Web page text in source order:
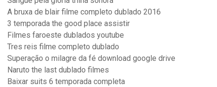
A bruxa de blair filme completo dublado 2016
3 temporada the good place assistir
Filmes faroeste dublados youtube
Tres reis filme completo dublado
Superação o milagre da fé download google drive
Naruto the last dublado filmes
Baixar suits 6 temporada completa